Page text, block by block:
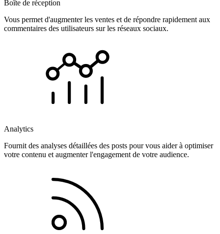
Boîte de réception
Vous permet d'augmenter les ventes et de répondre rapidement aux
commentaires des utilisateurs sur les réseaux sociaux.
Analytics
Fournit des analyses détaillées des posts pour vous aider à optimiser
votre contenu et augmenter l'engagement de votre audience.